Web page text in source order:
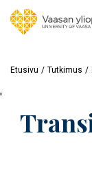
Etusivu Tutkimus
'